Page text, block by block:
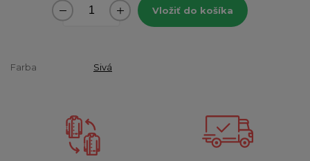
Vložiť do košíka
Farba Sivá